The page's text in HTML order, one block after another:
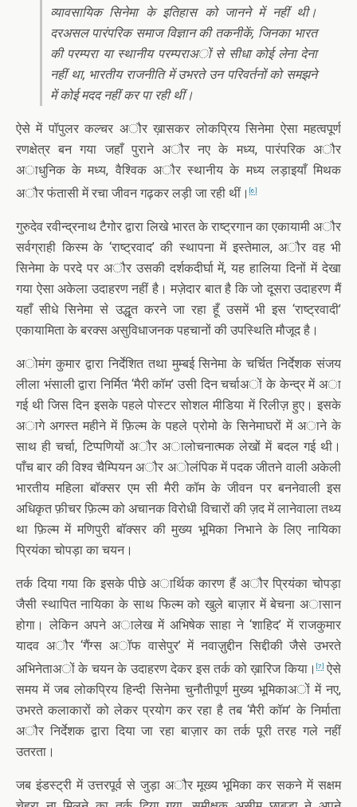
व्यावसायिक सिनेमा के इतिहास को जानने में नहीं थी।
दरअसल पारंपरिक समाज विज्ञान की तकनीकें, जिनका भारत
की परम्परा या स्थानीय परम्पराअों से सीधा कोई लेना देना
नहीं था, भारतीय राजनीति में उभरते उन परिवर्तनों को समझने
में कोई मदद नहीं कर पा रही थीं।
ऐसे में पॉपुलर कल्चर अौर ख़ासकर लोकप्रिय सिनेमा ऐसा महत्वपूर्ण
रणक्षेत्र बन गया जहाँ पुराने अौर नए के मध्य, पारंपरिक अौर
अाधुनिक के मध्य, वैश्विक अौर स्थानीय के मध्य लड़ाइयाँ मिथक
अौर फंतासी में रचा जीवन गढ़कर लड़ी जा रही थीं।
[6]
गुरुदेव रवीन्द्रनाथ टैगोर द्वारा लिखे भारत के राष्ट्रगान का एकायामी अौर
सर्वग्राही किस्म के ‘राष्ट्रवाद’ की स्थापना में इस्तेमाल, अौर वह भी
सिनेमा के परदे पर अौर उसकी दर्शकदीर्घा में, यह हालिया दिनों में देखा
गया ऐसा अकेला उदाहरण नहीं है। मज़ेदार बात है कि जो दूसरा उदाहरण मैं
यहाँ सीधे सिनेमा से उद्धृत करने जा रहा हूँ उसमें भी इस ‘राष्ट्रवादी’
एकायामिता के बरक्स असुविधाजनक पहचानों की उपस्थिति मौजूद है।
अोमंग कुमार द्वारा निर्देशित तथा मुम्बई सिनेमा के चर्चित निर्देशक संजय
लीला भंसाली द्वारा निर्मित ‘मैरी कॉम’ उसी दिन चर्चाअों के केन्द्र में अा
गई थी जिस दिन इसके पहले पोस्टर सोशल मीडिया में रिलीज़ हुए। इसके
अागे अगस्त महीने में फ़िल्म के पहले प्रोमो के सिनेमाघरों में अाने के
साथ ही चर्चा, टिप्पणियों अौर अालोचनात्मक लेखों में बदल गई थी।
पाँच बार की विश्व चैम्पियन अौर अोलंपिक में पदक जीतने वाली अकेली
भारतीय महिला बॉक्सर एम सी मैरी कॉम के जीवन पर बननेवाली इस
अधिकृत फ़ीचर फ़िल्म को अचानक विरोधी विचारों की ज़द में लानेवाला तथ्य
था फ़िल्म में मणिपुरी बॉक्सर की मुख्य भूमिका निभाने के लिए नायिका
प्रियंका चोपड़ा का चयन।
तर्क दिया गया कि इसके पीछे अार्थिक कारण हैं अौर प्रियंका चोपड़ा
जैसी स्थापित नायिका के साथ फिल्म को खुले बाज़ार में बेचना अासान
होगा। लेकिन अपने अालेख में अभिषेक साहा ने ‘शाहिद’ में राजकुमार
यादव अौर ‘गैंग्स अॉफ वासेपुर’ में नवाज़ुद्दीन सिद्दीकी जैसे उभरते
अभिनेताअों के चयन के उदाहरण देकर इस तर्क को ख़ारिज किया।
[7] ऐसे
समय में जब लोकप्रिय हिन्दी सिनेमा चुनौतीपूर्ण मुख्य भूमिकाअों में नए,
उभरते कलाकारों को लेकर प्रयोग कर रहा है तब ‘मैरी कॉम’ के निर्माता
अौर निर्देशक द्वारा दिया जा रहा बाज़ार का तर्क पूरी तरह गले नहीं
उतरता।
जब इंडस्ट्री में उत्तरपूर्व से जुड़ा अौर मूख्य भूमिका कर सकने में सक्षम